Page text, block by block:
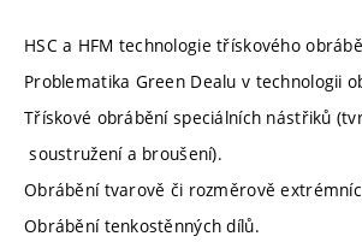
HSC a HFM technologie třískového
Problematika Green Dealu v technologii
Třískové obrábění speciálních nástřiků
soustružení a broušení).
Obrábění tvarově či rozměrově
Obrábění tenkostěnných dílů.